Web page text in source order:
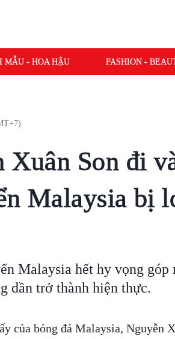
MẪU - HOA HẬU FASHION -
Xuân Son đi
Malaysia bị
Malaysia hết hy vọng
dần trở thành hiện thực.
của bóng đá Malaysia, Nguyễn